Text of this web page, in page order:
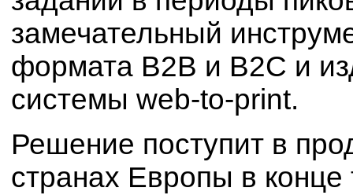
замечательный
формата В2В и В2С и
системы web-to-print.
Решение поступит в
странах Европы в конце